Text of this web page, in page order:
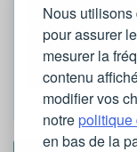
Nous
pour assurer
mesurer la
contenu
modifier vos
notrepolitique
en bas de la